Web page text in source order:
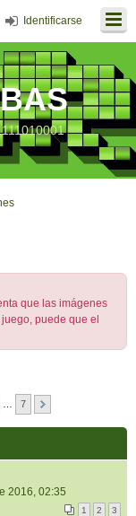
Identificarse
que las imágenes
puede que el
7
2016, 02:35
1 2 3